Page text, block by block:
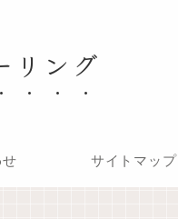
リング
サイトマップ